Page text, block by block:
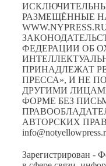
РАЗМЕЩЁННЫЕ
ФЕДЕРАЦИИ ОБ
ПРИНАДЛЕЖАТ
ПРЕССА», И НЕ
ДРУГИМИ
ФОРМЕ БЕЗ
АВТОРСКИХ
Зарегистрирован -